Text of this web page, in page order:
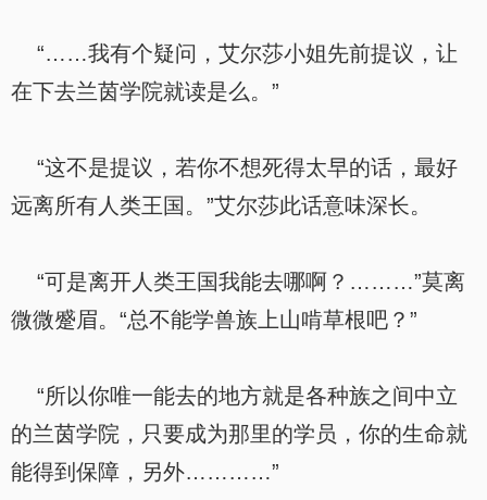
“……我有个疑问，艾尔莎小姐先前提议，让
在下去兰茵学院就读是么。”
“这不是提议，若你不想死得太早的话，最好
远离所有人类王国。”艾尔莎此话意味深长。
“可是离开人类王国我能去哪啊？………”莫离
微微蹙眉。“总不能学兽族上山啃草根吧？”
“所以你唯一能去的地方就是各种族之间中立
的兰茵学院，只要成为那里的学员，你的生命就
能得到保障，另外…………”